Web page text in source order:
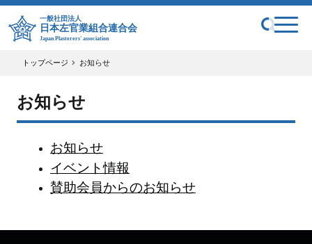
一般社団法人
日本左官業組合連合会
Japan Plasterers' association
トップページ お知らせ
お知らせ
お知らせ
イベント情報
賛助会員からのお知らせ